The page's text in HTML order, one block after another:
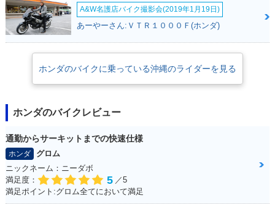
A&W名護店バイク撮影会(2019年1月19日)
あーやーさん:ＶＴＲ１０００Ｆ(ホンダ)
ホンダのバイクに乗っている沖縄のライダーを見る
ホンダのバイクレビュー
通勤からサーキットまでの快速仕様
ホンダ
グロム
ニックネーム：ニーダボ
満足度：
5 ／5
満足ポイント:グロム全てにおいて満足